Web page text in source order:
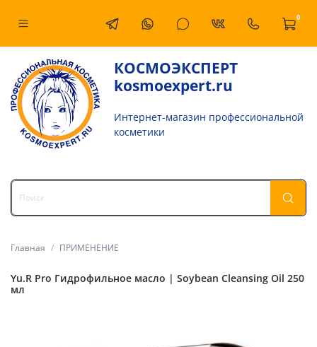
0
КОСМОЭКСПЕРТ
kosmoexpert.ru
Интернет-магазин профессиональной
косметики
Главная ПРИМЕНЕНИЕ
Yu.R Pro Гидрофильное масло | Soybean Cleansing Oil 250
мл